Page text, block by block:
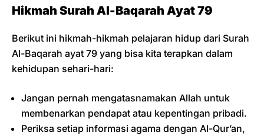
Hikmah Surah Al-Baqarah Ayat 79
Berikut ini hikmah-hikmah pelajaran hidup dari Surah
Al-Baqarah ayat 79 yang bisa kita terapkan dalam
kehidupan sehari-hari:
Jangan pernah mengatasnamakan Allah untuk
membenarkan pendapat atau kepentingan pribadi.
Periksa setiap informasi agama dengan Al-Qur’an,